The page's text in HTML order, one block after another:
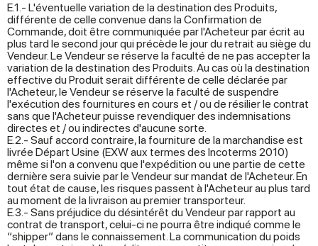
E.1.- L'éventuelle variation de la destination des Produits,
différente de celle convenue dans la Confirmation de
Commande, doit être communiquée par l'Acheteur par écrit au
plus tard le second jour qui précède le jour du retrait au siège du
Vendeur. Le Vendeur se réserve la faculté de ne pas accepter la
variation de la destination des Produits. Au cas où la destination
effective du Produit serait différente de celle déclarée par
l'Acheteur, le Vendeur se réserve la faculté de suspendre
l'exécution des fournitures en cours et / ou de résilier le contrat
sans que l'Acheteur puisse revendiquer des indemnisations
directes et / ou indirectes d'aucune sorte.
E.2.- Sauf accord contraire, la fourniture de la marchandise est
livrée Départ Usine (EXW aux termes des Incoterms 2010)
même si l'on a convenu que l'expédition ou une partie de cette
dernière sera suivie par le Vendeur sur mandat de l'Acheteur. En
tout état de cause, les risques passent à l'Acheteur au plus tard
au moment de la livraison au premier transporteur.
E.3.- Sans préjudice du désintérêt du Vendeur par rapport au
contrat de transport, celui-ci ne pourra être indiqué comme le
“shipper” dans le connaissement. La communication du poids